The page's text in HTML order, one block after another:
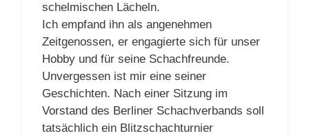
schelmischen Lächeln.
Ich empfand ihn als angenehmen
Zeitgenossen, er engagierte sich für unser
Hobby und für seine Schachfreunde.
Unvergessen ist mir eine seiner
Geschichten. Nach einer Sitzung im
Vorstand des Berliner Schachverbands soll
tatsächlich ein Blitzschachturnier